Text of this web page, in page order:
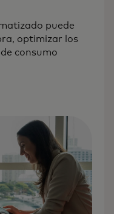
puede
optimizar los
consumo